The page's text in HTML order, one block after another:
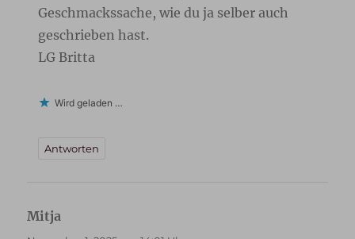
Geschmackssache, wie du ja selber auch
geschrieben hast.
LG Britta
Wird geladen …
Antworten
Mitja